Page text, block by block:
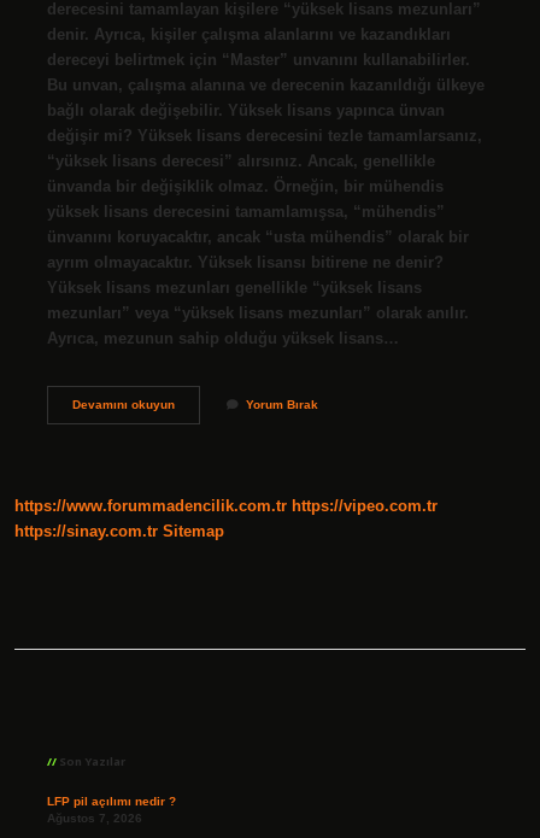
derecesini tamamlayan kişilere “yüksek lisans mezunları”
denir. Ayrıca, kişiler çalışma alanlarını ve kazandıkları
dereceyi belirtmek için “Master” unvanını kullanabilirler.
Bu unvan, çalışma alanına ve derecenin kazanıldığı ülkeye
bağlı olarak değişebilir. Yüksek lisans yapınca ünvan
değişir mi? Yüksek lisans derecesini tezle tamamlarsanız,
“yüksek lisans derecesi” alırsınız. Ancak, genellikle
ünvanda bir değişiklik olmaz. Örneğin, bir mühendis
yüksek lisans derecesini tamamlamışsa, “mühendis”
ünvanını koruyacaktır, ancak “usta mühendis” olarak bir
ayrım olmayacaktır. Yüksek lisansı bitirene ne denir?
Yüksek lisans mezunları genellikle “yüksek lisans
mezunları” veya “yüksek lisans mezunları” olarak anılır.
Ayrıca, mezunun sahip olduğu yüksek lisans…
Devamını okuyunYüksek
Yorum Bırak
https://www.forummadencilik.com.tr https://vipeo.com.tr
https://sinay.com.tr Sitemap
Son Yazılar
LFP pil açılımı nedir ?
Ağustos 7, 2026